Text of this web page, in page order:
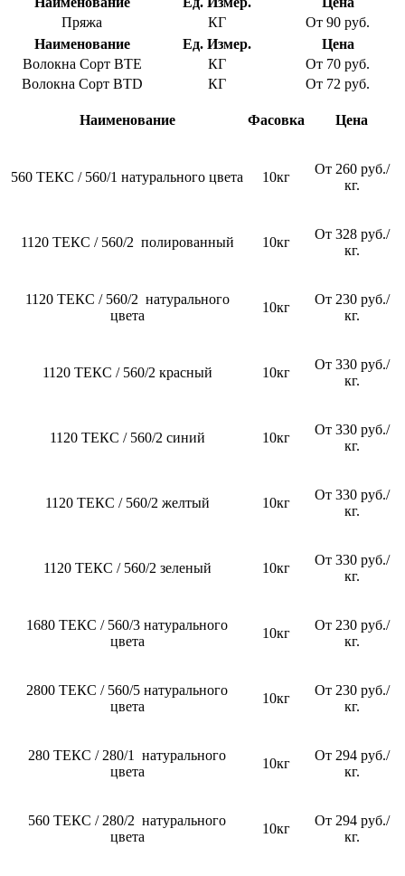
Пряжа
КГ
От 90 руб.
Наименование
Ед. Измер.
Цена
Волокна Сорт BTE
КГ
От 70 руб.
Волокна Сорт BTD
КГ От 72 руб.
Наименование Фасовка Цена
560 ТЕКС / 560/1 натурального цвета 10кг
От 260 руб./
кг.
1120 ТЕКС / 560/2 полированный 10кг
От 328 руб./
кг.
1120 ТЕКС / 560/2 натурального
цвета
10кг
От 230 руб./
кг.
1120 ТЕКС / 560/2 красный 10кг
От 330 руб./
кг.
1120 ТЕКС / 560/2 синий 10кг
От 330 руб./
кг.
1120 ТЕКС / 560/2 желтый 10кг
От 330 руб./
кг.
1120 ТЕКС / 560/2 зеленый 10кг
От 330 руб./
кг.
1680 ТЕКС / 560/3 натурального
цвета
10кг
От 230 руб./
кг.
2800 ТЕКС / 560/5 натурального
цвета
10кг
От 230 руб./
кг.
280 ТЕКС / 280/1 натурального
цвета
10кг
От 294 руб./
кг.
560 ТЕКС / 280/2 натурального
цвета
10кг
От 294 руб./
кг.